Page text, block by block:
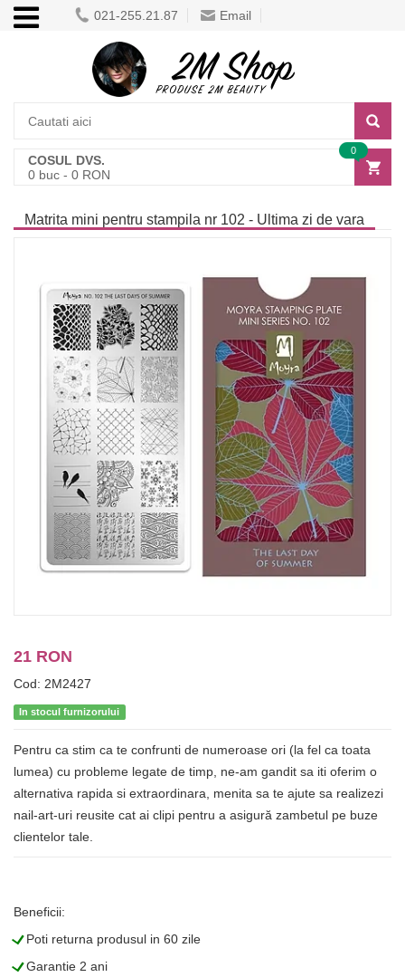
021-255.21.87 Email
COSUL DVS.
0 buc - 0 RON
0
Matrita mini pentru stampila nr 102 - Ultima zi de vara
21 RON
Cod: 2M2427
In stocul furnizorului
Pentru ca stim ca te confrunti de numeroase ori (la fel ca toata
lumea) cu probleme legate de timp, ne-am gandit sa iti oferim o
alternativa rapida si extraordinara, menita sa te ajute sa realizezi
nail-art-uri reusite cat ai clipi pentru a asigură zambetul pe buze
clientelor tale.
Beneficii:
LPoti returna produsul in 60 zile
LGarantie 2 ani